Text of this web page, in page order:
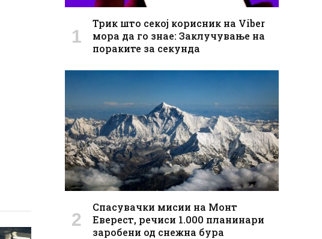
Трик што секој корисник на Viber
мора да го знае: Заклучување на
пораките за секундa
Спасувачки мисии на Монт
Еверест, речиси 1.000 планинари
заробени од снежна бура